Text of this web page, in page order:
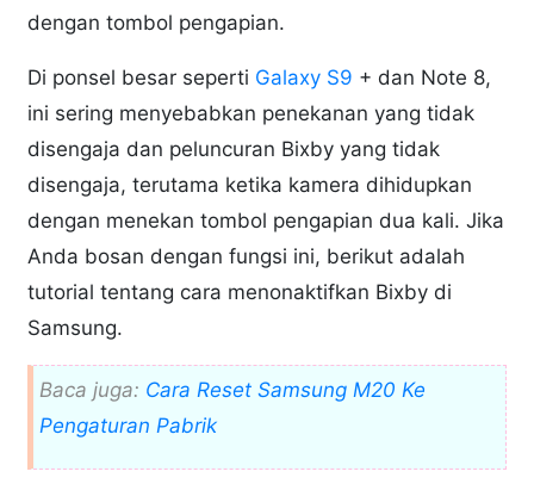
dengan tombol pengapian.
Di ponsel besar seperti Galaxy S9 + dan Note 8,
ini sering menyebabkan penekanan yang tidak
disengaja dan peluncuran Bixby yang tidak
disengaja, terutama ketika kamera dihidupkan
dengan menekan tombol pengapian dua kali. Jika
Anda bosan dengan fungsi ini, berikut adalah
tutorial tentang cara menonaktifkan Bixby di
Samsung.
Baca juga: Cara Reset Samsung M20 Ke
Pengaturan Pabrik